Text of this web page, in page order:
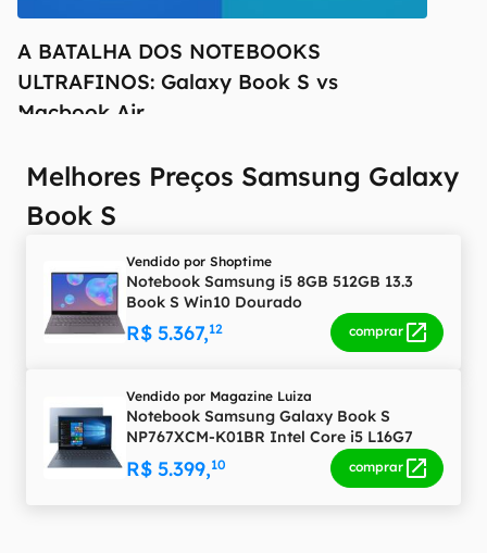
A BATALHA DOS NOTEBOOKS
ULTRAFINOS: Galaxy Book S vs
Macbook Air
Melhores Preços Samsung Galaxy
Book S
Vendido por Shoptime
Notebook Samsung i5 8GB 512GB 13.3
Book S Win10 Dourado
R$ 5.367,12 comprar
Vendido por Magazine Luiza
Notebook Samsung Galaxy Book S
NP767XCM-K01BR Intel Core i5 L16G7
13,3" 8GB SSD 256 GB Windows 10 Leitor
Biométrico Touchscreen
R$ 5.399,10 comprar